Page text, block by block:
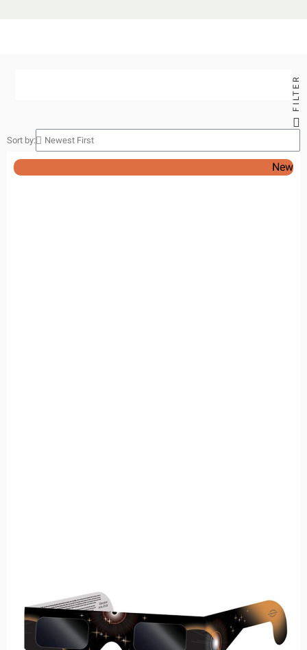
Sort by:
New
FILTER